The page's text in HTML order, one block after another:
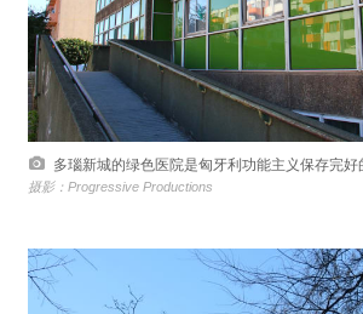
多瑙新城的绿色医院是匈牙利功能主义保存完
摄影：Progressive Productions